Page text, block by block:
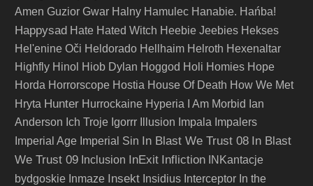
Amen Guzior Gwar Halny Hamulec Hanabie. Hańba!
Happysad Hate Hated Witch Heebie Jeebies Hekses
Hel'enine Oči Heldorado Hellhaim Helroth Hexenaltar
Highfly Hinol Hiob Dylan Hoggod Holi Homies Hope
Horda Horrorscope Hostia House Of Death How We Met
Hryta Hunter Hurrockaine Hyperia I Am Morbid Ian
Anderson Ich Troje Igorrr Illusion Impala Impalers
Imperial Age Imperial Sin In Blast We Trust 08 In Blast
We Trust 09 Inclusion InExit Infliction INKantacje
bydgoskie Inmaze Insekt Insidius Interceptor In the